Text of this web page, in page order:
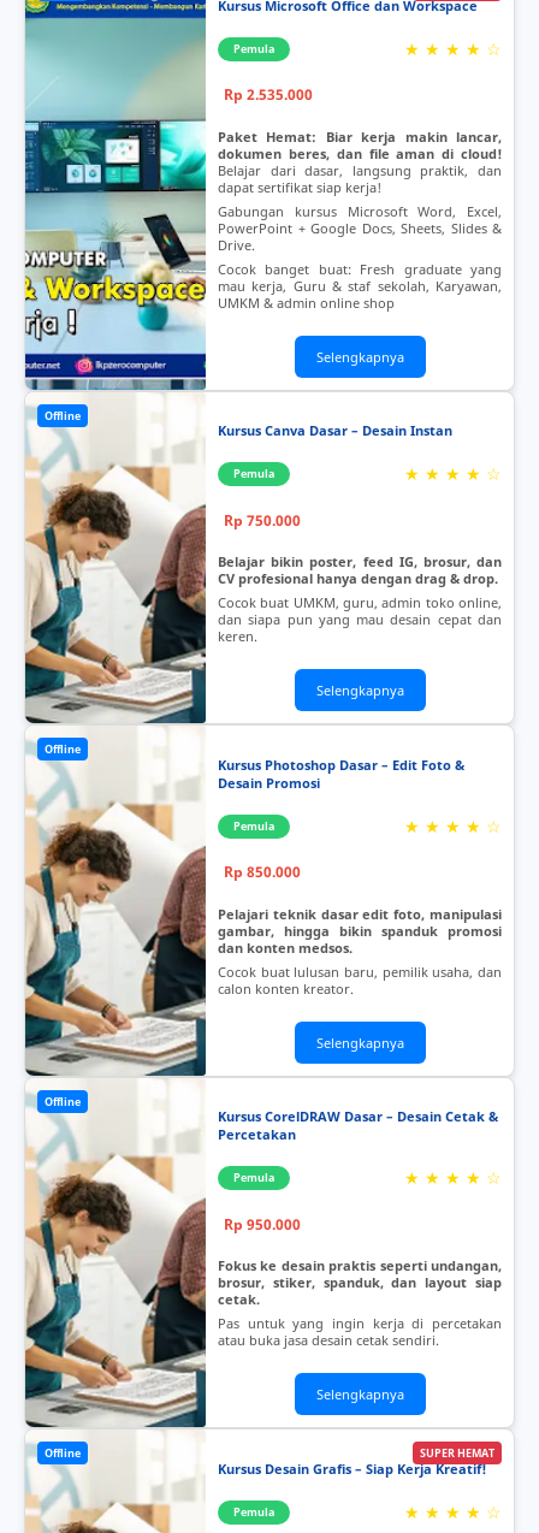
Kursus Microsoft Office dan Workspace
Pemula ★ ★ ★ ★ ☆
Rp 2.535.000
Paket Hemat: Biar kerja makin lancar,
dokumen beres, dan file aman di cloud!
Belajar dari dasar, langsung praktik, dan
dapat sertifikat siap kerja!
Gabungan kursus Microsoft Word, Excel,
PowerPoint + Google Docs, Sheets, Slides &
Drive.
Cocok banget buat: Fresh graduate yang
mau kerja, Guru & staf sekolah, Karyawan,
UMKM & admin online shop
Selengkapnya
Offline
Kursus Canva Dasar – Desain Instan
Pemula ★ ★ ★ ★ ☆
Rp 750.000
Belajar bikin poster, feed IG, brosur, dan
CV profesional hanya dengan drag & drop.
Cocok buat UMKM, guru, admin toko online,
dan siapa pun yang mau desain cepat dan
keren.
Selengkapnya
Offline
Kursus Photoshop Dasar – Edit Foto &
Desain Promosi
Pemula ★ ★ ★ ★ ☆
Rp 850.000
Pelajari teknik dasar edit foto, manipulasi
gambar, hingga bikin spanduk promosi
dan konten medsos.
Cocok buat lulusan baru, pemilik usaha, dan
calon konten kreator.
Selengkapnya
Offline
Kursus CorelDRAW Dasar – Desain Cetak &
Percetakan
Pemula ★ ★ ★ ★ ☆
Rp 950.000
Fokus ke desain praktis seperti undangan,
brosur, stiker, spanduk, dan layout siap
cetak.
Pas untuk yang ingin kerja di percetakan
atau buka jasa desain cetak sendiri.
Selengkapnya
Offline SUPER HEMAT
Kursus Desain Grafis – Siap Kerja Kreatif!
Pemula ★ ★ ★ ★ ☆